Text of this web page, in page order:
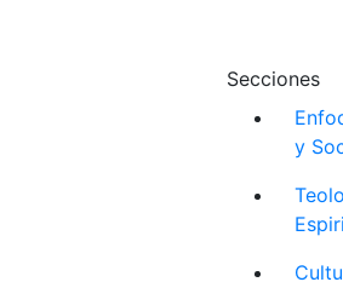
Secciones
y